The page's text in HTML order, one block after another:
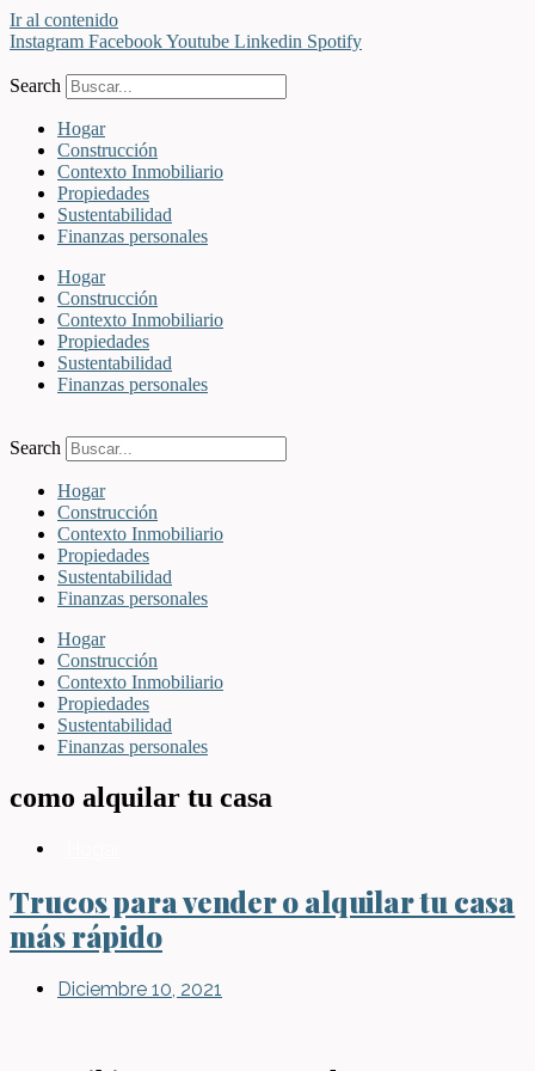
Ir al contenido
Instagram FacebookYoutube Linkedin Spotify
Search
Hogar
Construcción
Contexto Inmobiliario
Propiedades
Sustentabilidad
Finanzas personales
Hogar
Construcción
Contexto Inmobiliario
Propiedades
Sustentabilidad
Finanzas personales
Search
Hogar
Construcción
Contexto Inmobiliario
Propiedades
Sustentabilidad
Finanzas personales
Hogar
Construcción
Contexto Inmobiliario
Propiedades
Sustentabilidad
Finanzas personales
como alquilar tu casa
Trucos para vender o alquilar tu casa
más rápido
Diciembre 10, 2021